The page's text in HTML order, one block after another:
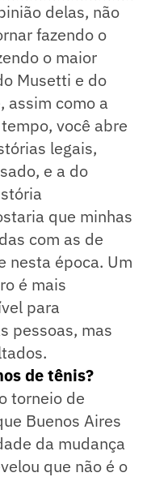
delas, não
fazendo o
o maior
Musetti e do
assim como a
você abre
legais,
e a do
que minhas
com as de
nesta época. Um
é mais
para
pessoas, mas
de tênis?
torneio de
Buenos Aires
da mudança
que não é o